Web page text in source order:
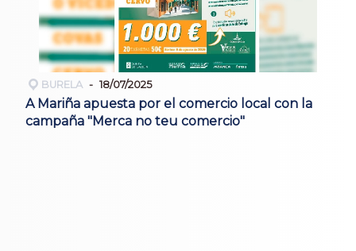
BURELA 18/07/2025
A Mariña apuesta por el comercio local con la
campaña "Merca no teu comercio"